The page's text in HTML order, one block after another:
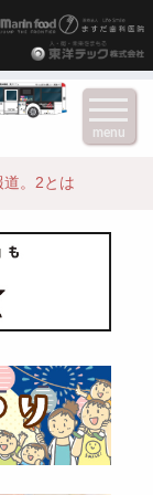
道。2とは
menu